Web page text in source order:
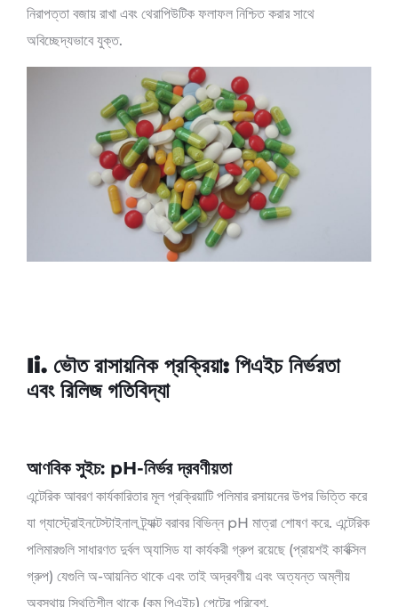
নিরাপত্তা বজায় রাখা এবং থেরাপিউটিক ফলাফল নিশ্চিত করার সাথে
অবিচ্ছেদ্যভাবে যুক্ত.
Ii. ভৌত রাসায়নিক প্রক্রিয়া: পিএইচ নির্ভরতা
এবং রিলিজ গতিবিদ্যা
আণবিক সুইচ: pH-নির্ভর দ্রবণীয়তা
এন্টেরিক আবরণ কার্যকারিতার মূল প্রক্রিয়াটি পলিমার রসায়নের উপর ভিত্তি করে
যা গ্যাস্ট্রোইনটেস্টাইনাল ট্র্যাক্ট বরাবর বিভিন্ন pH মাত্রা শোষণ করে. এন্টেরিক
পলিমারগুলি সাধারণত দুর্বল অ্যাসিড যা কার্যকরী গ্রুপ রয়েছে (প্রায়শই কার্বক্সিল
গ্রুপ) যেগুলি অ-আয়নিত থাকে এবং তাই অদ্রবণীয় এবং অত্যন্ত অম্লীয়
অবস্থায় স্থিতিশীল থাকে (কম পিএইচ) পেটের পরিবেশ.